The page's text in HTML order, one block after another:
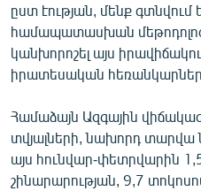
ըստ էության, մենք
համապատասխան
կանխորոշել այս
իրատեսական
Համաձայն Ազգային
տվյալների, նախորդ տարվա
այս հունվար-փետրվարին
շինարարության, 9,7